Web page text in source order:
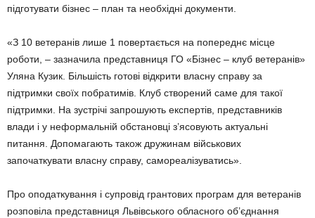
підготувати бізнес – план та необхідні документи.
«З 10 ветеранів лише 1 повертається на попереднє місце
роботи, – зазначила представниця ГО «Бізнес – клуб ветеранів»
Уляна Кузик. Більшість готові відкрити власну справу за
підтримки своїх побратимів. Клуб створений саме для такої
підтримки. На зустрічі запрошують експертів, представників
влади і у неформальній обстановці з’ясовують актуальні
питання. Допомагають також дружинам військових
започаткувати власну справу, самореалізуватись».
Про оподаткування і супровід грантових програм для ветеранів
розповіла представниця Львівського обласного об’єднання